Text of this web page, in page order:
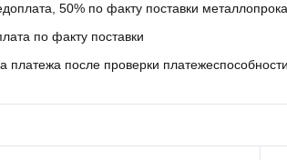
50% по факту поставки
по факту поставки
платежа после проверки